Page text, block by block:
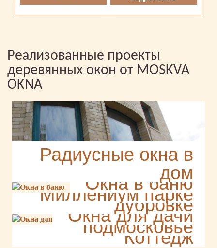
Реализованные проекты
деревянных окон от MOSKVA
OKNA
Радиусные окна в
дом
Окна в баню
Раздвижные окна в
Миллениум парке
Таверна на
дубровке
Окна для дачи
Дом в
подмосковье
Миллениум
Коттедж